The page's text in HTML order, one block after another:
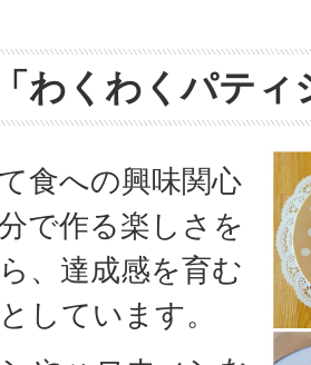
わくわくパティ
食への興味関心
で作る楽しさを
、達成感を育む
しています。